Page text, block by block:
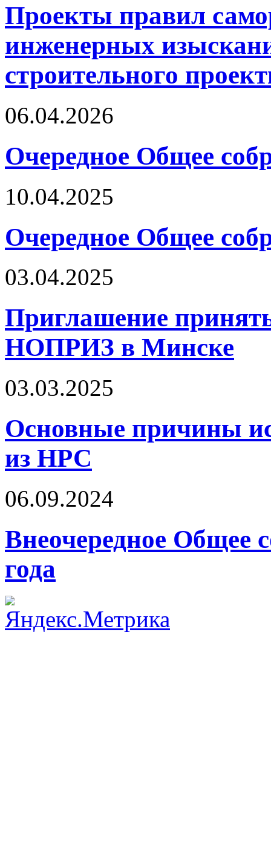
Проекты правил
инженерных
строительного
06.04.2026
Очередное Общее
10.04.2025
Очередное Общее
03.04.2025
Приглашение
НОПРИЗ в Минске
03.03.2025
Основные причины
из НРС
06.09.2024
Внеочередное Общее
года